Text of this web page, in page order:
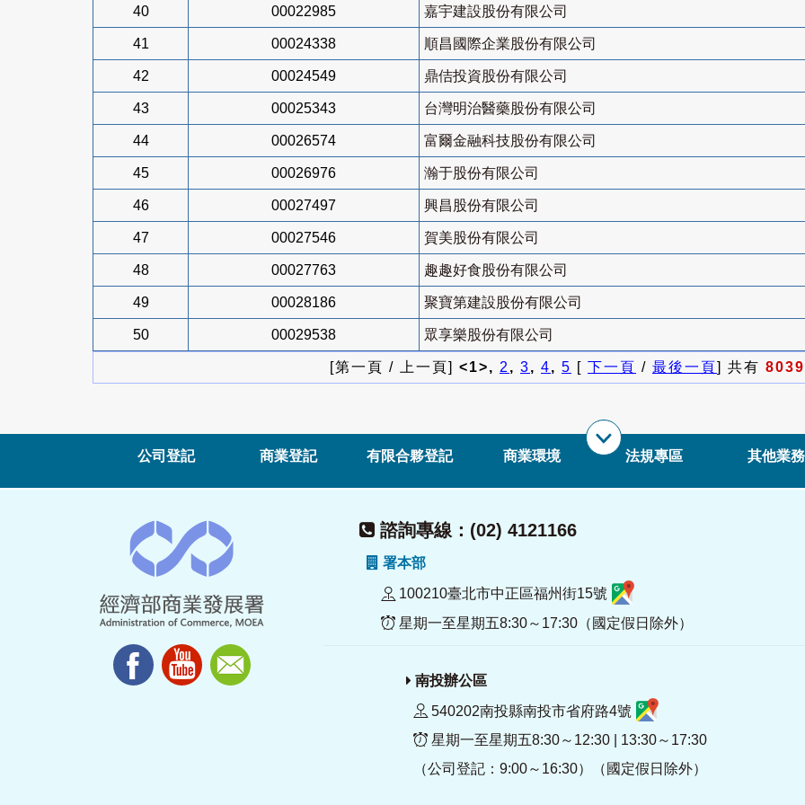
40 00022985 嘉宇建設股份有限公司
41 00024338 順昌國際企業股份有限公司
42 00024549 鼎佶投資股份有限公司
43 00025343 台灣明治醫藥股份有限公司
44 00026574 富爾金融科技股份有限公司
45 00026976 瀚于股份有限公司
46 00027497 興昌股份有限公司
47 00027546 賀美股份有限公司
48 00027763 趣趣好食股份有限公司
49 00028186 聚寶第建設股份有限公司
50 00029538 眾享樂股份有限公司
[第一頁 / 上一頁] <1>, 2, 3, 4, 5 [ 下一頁 / 最後一頁] 共有 8039
公司登記 商業登記 有限合夥登記 商業環境 法規專區 其他業務
諮詢專線：(02) 4121166
署本部
100210臺北市中正區福州街15號
星期一至星期五8:30～17:30（國定假日除外）
南投辦公區
540202南投縣南投市省府路4號
星期一至星期五8:30～12:30 | 13:30～17:30
（公司登記：9:00～16:30）（國定假日除外）